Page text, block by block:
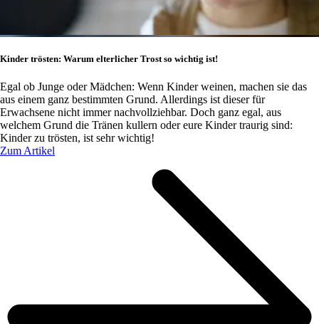
Kinder trösten: Warum elterlicher Trost so wichtig ist!
Egal ob Junge oder Mädchen: Wenn Kinder weinen, machen sie das
aus einem ganz bestimmten Grund. Allerdings ist dieser für
Erwachsene nicht immer nachvollziehbar. Doch ganz egal, aus
welchem Grund die Tränen kullern oder eure Kinder traurig sind:
Kinder zu trösten, ist sehr wichtig!
Zum Artikel